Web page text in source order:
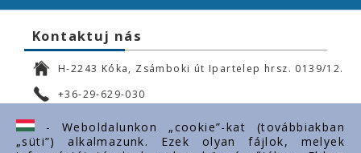
Kontaktuj nás
H-2243 Kóka, Zsámboki út Ipartelep hrsz. 0139/12.
+36-29-629-030
ertekesites@styron.hu
export@styron.hu
- Weboldalunkon „cookie”-kat (továbbiakban
„süti”) alkalmazunk. Ezek olyan fájlok, melyek